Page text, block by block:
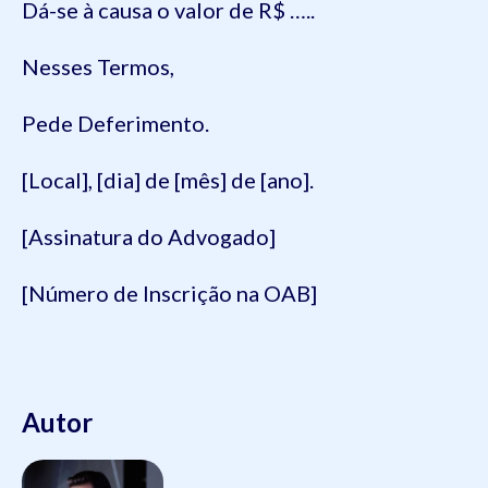
Dá-se à causa o valor de R$ …..
Nesses Termos,
Pede Deferimento.
[Local], [dia] de [mês] de [ano].
[Assinatura do Advogado]
[Número de Inscrição na OAB]
Autor